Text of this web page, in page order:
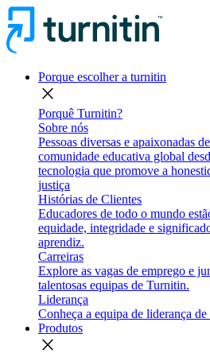
Porque escolher a turnitin
close
Porquê Turnitin?
Sobre nós
Pessoas diversas e apaixonadas
comunidade educativa global
tecnologia que promove a
justiça
Histórias de Clientes
Educadores de todo o mundo
equidade, integridade e
aprendiz.
Carreiras
Explore as vagas de emprego e
talentosas equipas de Turnitin.
Liderança
Conheça a equipa de liderança
Produtos
close